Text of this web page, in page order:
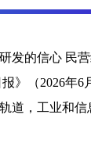
发的信心 民
》（2026年
道，工业和